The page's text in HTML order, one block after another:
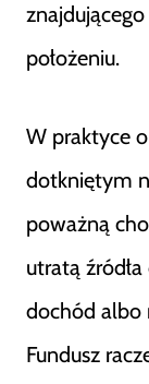
położeniu.
W praktyce
dotkniętym
poważną
utratą
dochód albo
Fundusz